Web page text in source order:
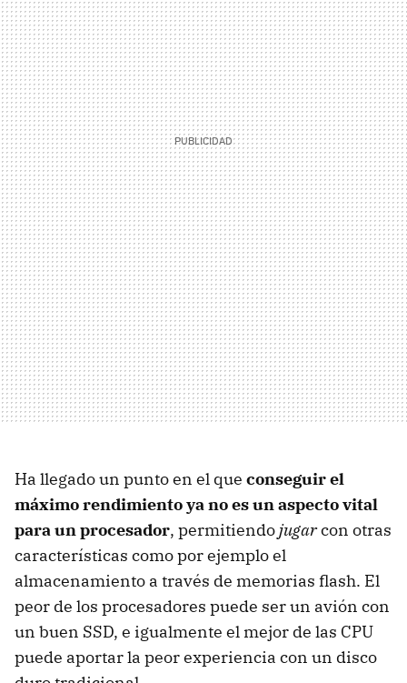
Ha llegado un punto en el que conseguir el
máximo rendimiento ya no es un aspecto vital
para un procesador, permitiendojugarcon otras
características como por ejemplo el
almacenamiento a través de memorias flash. El
peor de los procesadores puede ser un avión con
un buen SSD, e igualmente el mejor de las CPU
puede aportar la peor experiencia con un disco